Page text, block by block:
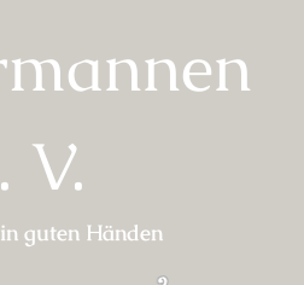
V.
guten Händen